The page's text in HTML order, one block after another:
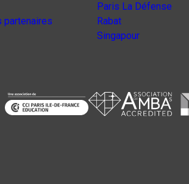
partenaires
Paris La Défense
Rabat
Singapour